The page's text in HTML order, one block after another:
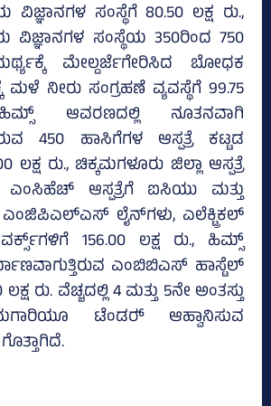
ವಿಜ್ಞಾನಗಳ ಸಂಸ್ಥೆಗೆ 80.50 ಲಕ್ಷ ರು.,
ವಿಜ್ಞಾನಗಳ ಸಂಸ್ಥೆಯ 350ರಿಂದ 750
ಮೇಲ್ದರ್ಜೆಗೇರಿಸಿದ ಬೋಧಕ
ಮಳೆ ನೀರು ಸಂಗ್ರಹಣೆ ವ್ಯವಸ್ಥೆಗೆ 99.75
ಆವರಣದಲ್ಲಿ ನೂತನವಾಗಿ
450 ಹಾಸಿಗೆಗಳ ಆಸ್ಪತ್ರೆ ಕಟ್ಟಡ
ಲಕ್ಷ ರು., ಚಿಕ್ಕಮಗಳೂರು ಜಿಲ್ಲಾ ಆಸ್ಪತ್ರೆ
ಎಂಸಿಹೆಚ್‌ ಆಸ್ಪತ್ರೆಗೆ ಐಸಿಯು ಮತ್ತು
ಲೈನ್‌ಗಳು, ಎಲೆಕ್ಟ್ರಿಕಲ್‌
156.00 ಲಕ್ಷ ರು., ಹಿಮ್ಸ್‌
ಎಂಬಿಬಿಎಸ್‌ ಹಾಸ್ಟೆಲ್‌
ರು. ವೆಚ್ಚದಲ್ಲಿ 4 ಮತ್ತು 5ನೇ ಅಂತಸ್ತು
ಟೆಂಡರ್‍‌ ಆಹ್ವಾನಿಸುವ